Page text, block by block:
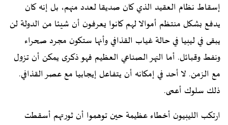
إسقاط نظام العقيد الذي كان صديقا لعدد منهم، بل إنه كان
يدفع بشكل منتظم أموالا لهم كانوا يعرفون أن شيئا من الدولة لن
يبقى في ليبيا في حالة غياب القذافي وأنها ستكون مجرد صحراء
ونفط وقبائل. أما النهر الصناعي العظيم فهو ذكرى يمكن أن تزول
مع الزمن. لا أحد في إمكانه أن يتفاعل إيجابيا مع عصر القذافي.
ذلك سلوك أعمى.
ارتكب الليبيون أخطاء عظيمة حين توهموا أن ثورتهم أسقطت